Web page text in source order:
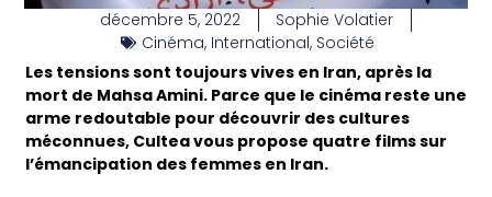
décembre 5, 2022
Sophie Volatier
Cinéma, International, Société
Les tensions sont toujours vives en Iran, après la
mort de Mahsa Amini. Parce que le cinéma reste une
arme redoutable pour découvrir des cultures
méconnues, Cultea vous propose quatre films sur
l’émancipation des femmes en Iran.